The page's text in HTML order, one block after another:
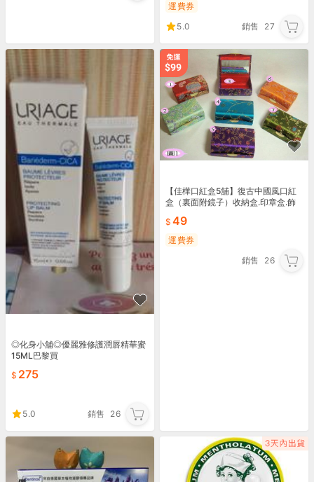
運費券
5.0
銷售 27
◎化身小舖◎優麗雅修護潤唇精華蜜
15ML巴黎買
275
5.0 銷售 26
【佳樺口紅盒5舖】復古中國風口紅
盒（裏面附鏡子）收納盒.印章盒.飾
49
運費券
銷售
26